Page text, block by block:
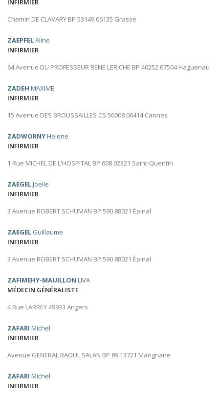
INFIRMIER
Chemin DE CLAVARY BP 53149 06135 Grasse
ZAEPFELAline
INFIRMIER
64 Avenue DU PROFESSEUR RENE LERICHE BP 40252 67504 Haguenau
ZADEH MAXIME
INFIRMIER
15 Avenue DES BROUSSAILLES CS 50008 06414 Cannes
ZADWORNYHelene
INFIRMIER
1 Rue MICHEL DE L'HOSPITAL BP 608 02321 Saint-Quentin
ZAEGELJoelle
INFIRMIER
3 Avenue ROBERT SCHUMAN BP 590 88021 Épinal
ZAEGEL Guillaume
INFIRMIER
3 Avenue ROBERT SCHUMAN BP 590 88021 Épinal
ZAFIMEHY-MAUILLON LIVA
MÉDECIN GÉNÉRALISTE
4 Rue LARREY 49933 Angers
ZAFARI Michel
INFIRMIER
Avenue GENERAL RAOUL SALAN BP 89 13721 Marignane
ZAFARI Michel
INFIRMIER